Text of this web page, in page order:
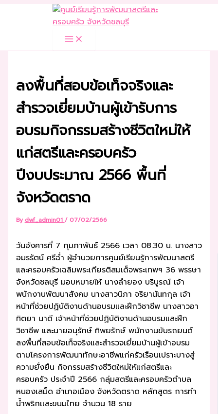
ลงพื้นที่สอบข้อเท็จจริงและ
สำรวจเยี่ยมบ้านผู้เข้ารับการ
อบรมกิจกรรมสร้างชีวิตใหม่ให้
แก่สตรีและครอบครัว
ปีงบประมาณ 2566 พื้นที่
จังหวัดตราด
By dwf_admin01 / 07/02/2566
วันอังคารที่ 7 กุมภาพันธ์ 2566 เวลา 08.30 น. นางสาว
อมรรัตน์ ศรีฉ่ำ ผู้อำนวยการศูนย์เรียนรู้การพัฒนาสตรี
และครอบครัวเฉลิมพระเกียรติสมเด็จพระเทพฯ 36 พรรษา
จังหวัดชลบุรี มอบหมายให้ นางลำยอง บริบูรณ์ เจ้า
พนักงานพัฒนาสังคม นางสาวนิภา จริยานันทกุล เจ้า
หน้าที่ช่วยปฏิบัติงานด้านอบรมและฝึกวิชาชีพ นางสาวอา
ทิตยา นาดี เจ้าหน้าที่ช่วยปฏิบัติงานด้านอบรมและฝึก
วิชาชีพ และนายอนุรักษ์ ทิพยรักษ์ พนักงานขับรถยนต์
ลงพื้นที่สอบข้อเท็จจริงและสำรวจเยี่ยมบ้านผู้เข้าอบรม
ตามโครงการพัฒนาทักษะอาชีพแก่ครัวเรือนเปราะบางสู่
ความยั่งยืน กิจกรรมสร้างชีวิตใหม่ให้แก่สตรีและ
ครอบครัว ประจำปี 2566 กลุ่มสตรีและครอบครัวตำบล
หนองเสม็ด อำเภอเมือง จังหวัดตราด หลักสูตร การทำ
น้ำพริกเเละขนมไทย จำนวน 18 ราย